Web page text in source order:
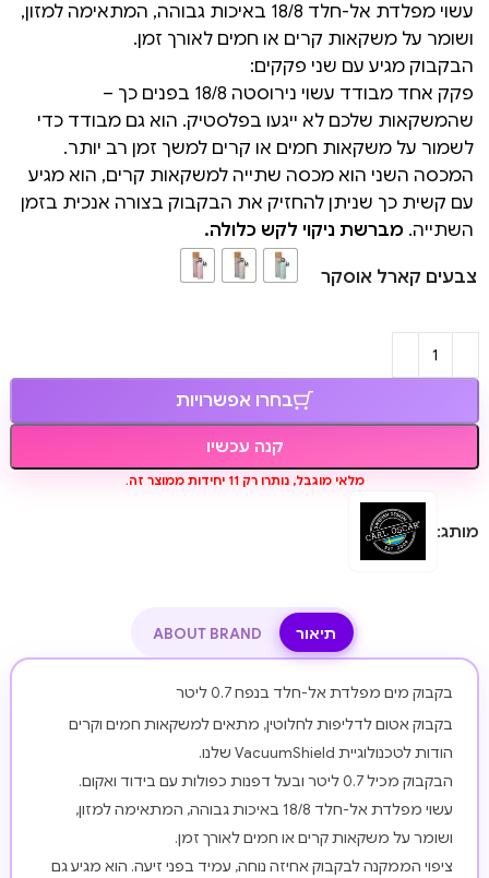
עשוי מפלדת אל-חלד 18/8 באיכות גבוהה, המתאימה למזון,
ושומר על משקאות קרים או חמים לאורך זמן.
הבקבוק מגיע עם שני פקקים:
פקק אחד מבודד עשוי נירוסטה 18/8 בפנים כך –
שהמשקאות שלכם לא ייגעו בפלסטיק. הוא גם מבודד כדי
לשמור על משקאות חמים או קרים למשך זמן רב יותר.
המכסה השני הוא מכסה שתייה למשקאות קרים, הוא מגיע
עם קשית כך שניתן להחזיק את הבקבוק בצורה אנכית בזמן
השתייה. מברשת ניקוי לקש כלולה.
צבעים קארל אוסקר
בחרו אפשרויות
קנה עכשיו
מלאי מוגבל, נותרו רק 11 יחידות ממוצר זה.
מותג:
תיאור ABOUT BRAND
בקבוק מים מפלדת אל-חלד בנפח 0.7 ליטר
בקבוק אטום לדליפות לחלוטין, מתאים למשקאות חמים וקרים
הודות לטכנולוגיית VacuumShield שלנו.
הבקבוק מכיל 0.7 ליטר ובעל דפנות כפולות עם בידוד ואקום.
עשוי מפלדת אל-חלד 18/8 באיכות גבוהה, המתאימה למזון,
ושומר על משקאות קרים או חמים לאורך זמן.
ציפוי הממקנה לבקבוק אחיזה נוחה, עמיד בפני זיעה. הוא מגיע גם